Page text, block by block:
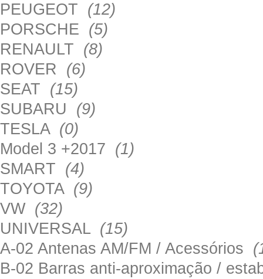
PEUGEOT (12)
PORSCHE (5)
RENAULT (8)
ROVER (6)
SEAT (15)
SUBARU (9)
TESLA (0)
Model 3 +2017 (1)
SMART (4)
TOYOTA (9)
VW (32)
UNIVERSAL (15)
A-02 Antenas AM/FM / Acessórios
B-02 Barras anti-aproximação /